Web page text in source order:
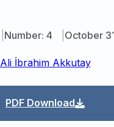
Number: 4 October
Ali İbrahim Akkutay
PDF Download